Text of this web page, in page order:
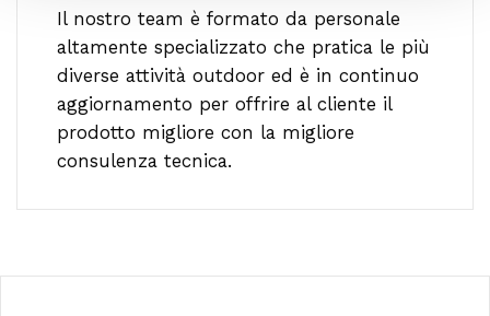
Il nostro team è formato da personale
altamente specializzato che pratica le più
diverse attività outdoor ed è in continuo
aggiornamento per offrire al cliente il
prodotto migliore con la migliore
consulenza tecnica.